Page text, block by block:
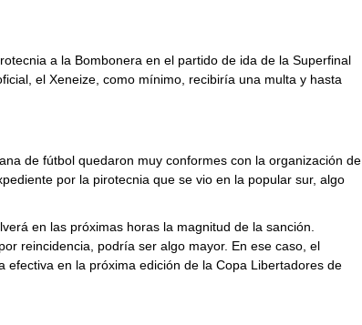
a la Bombonera en el partido de ida de la Superfinal
el Xeneize, como mínimo, recibiría una multa y hasta
de fútbol quedaron muy conformes con la organización de
por la pirotecnia que se vio en la popular sur, algo
en las próximas horas la magnitud de la sanción.
reincidencia, podría ser algo mayor. En ese caso, el
en la próxima edición de la Copa Libertadores de